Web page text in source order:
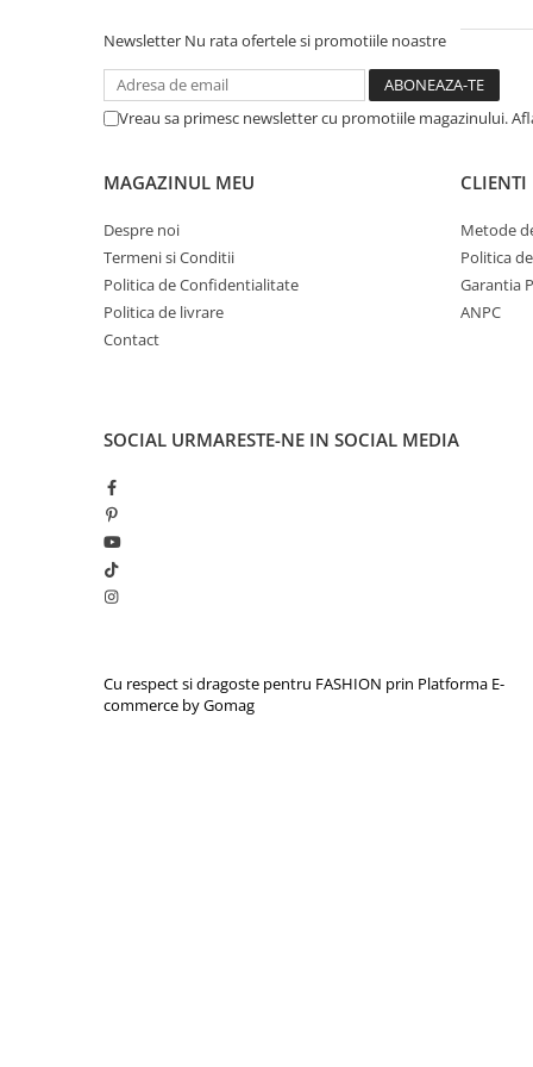
Newsletter Nu rata ofertele si promotiile noastre
Vreau sa primesc newsletter cu promotiile magazinului.
MAGAZINUL MEU
Despre noi
Termeni si Conditii
Politica de Confidentialitate
Politica de livrare
Contact
CLIENTI
Metode
Politica
Garantia
ANPC
SOCIAL URMARESTE-NE IN SOCIAL MEDIA
Cu respect si dragoste pentru FASHION prin Platforma E-
commerce by Gomag